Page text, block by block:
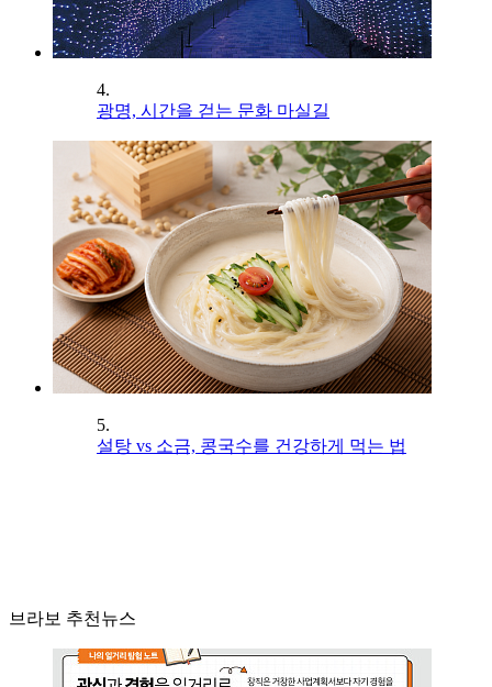
4.
광명, 시간을 걷는 문화 마실길
5.
설탕 vs 소금, 콩국수를 건강하게 먹는 법
브라보 추천뉴스